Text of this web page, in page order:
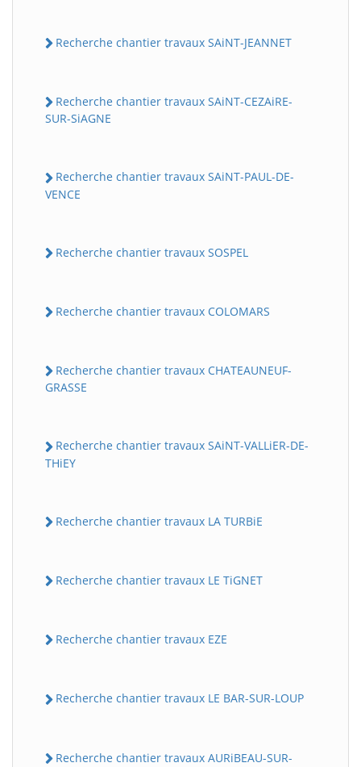
Recherche chantier travaux SAiNT-JEANNET
Recherche chantier travaux SAiNT-CEZAiRE-
SUR-SiAGNE
Recherche chantier travaux SAiNT-PAUL-DE-
VENCE
Recherche chantier travaux SOSPEL
Recherche chantier travaux COLOMARS
Recherche chantier travaux CHATEAUNEUF-
GRASSE
Recherche chantier travaux SAiNT-VALLiER-DE-
THiEY
Recherche chantier travaux LA TURBiE
Recherche chantier travaux LE TiGNET
Recherche chantier travaux EZE
Recherche chantier travaux LE BAR-SUR-LOUP
Recherche chantier travaux AURiBEAU-SUR-